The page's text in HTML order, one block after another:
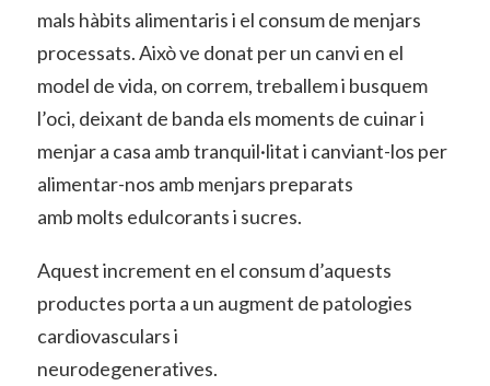
mals hàbits alimentaris i el consum de menjars
processats. Això ve donat per un canvi en el
model de vida, on correm, treballem i busquem
l’oci, deixant de banda els moments de cuinar i
menjar a casa amb tranquil·litat i canviant-los per
alimentar-nos amb menjars preparats
amb molts edulcorants i sucres.
Aquest increment en el consum d’aquests
productes porta a un augment de patologies
cardiovasculars i
neurodegeneratives.